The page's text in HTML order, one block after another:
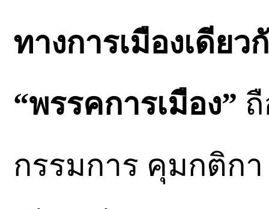
ทางการเมืองเดียว
“พรรคการเมือง”
กรรมการ คุมกติก